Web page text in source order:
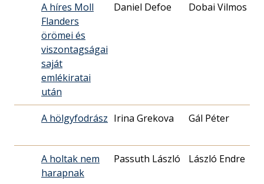
A híres Moll
Flanders
örömei és
viszontagságai
saját
emlékiratai
után
Daniel Defoe Dobai Vilmos
A hölgyfodrász Irina Grekova Gál Péter
A holtak nem
harapnak
Passuth László László Endre